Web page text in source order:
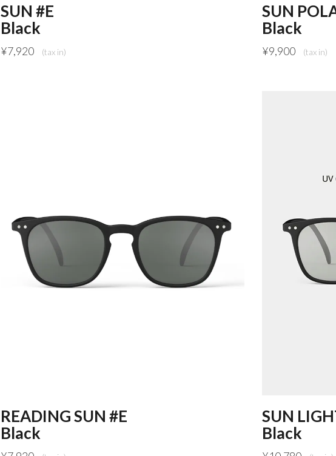
SUN #E
Black
¥7,920
SUN
Black
¥9,900
READING SUN #E
Black
SUN
Black